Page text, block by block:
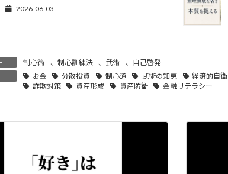
2026-06-03
制心術 、 制心訓練法 、 武術 、 自己啓発
お金 分散投資 制心道 武術の知恵 経済的自衛
詐欺対策
資産形成 資産防衛 金融リテラシー